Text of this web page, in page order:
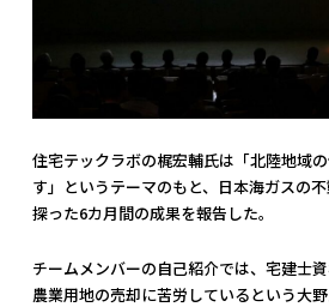
住宅テックラボの梶宏輔氏は「北陸地域
す」というテーマのもと、日本海ガスの
探った6カ月間の成果を報告した。
チームメンバーの自己紹介では、宅建士
農業用地の売却に苦労しているという大